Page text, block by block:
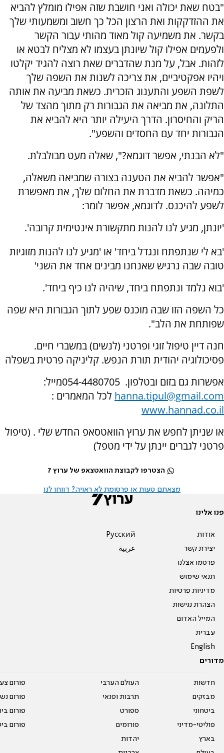
"בטח שאת יכולה ואני חושבת שזה אפילו מומלץ להביא
את ההזדקקות ואת הרצון הכל כך חשוב ומשמעותי שלך
בקשר. את משמיעה קול מאוד מהותי עבור הקשר
ולפעמים אפילו קול שיונתן בעצמו לא מצליח לבטא או
לזהות. אבל, על מנת שהדברים שאת רוצה להגיד יקלטו
ויהיו אפקטיביים, את צריכה לשנות את השפה שלך
לשפת השפע והתענוג הזכרית. כשאת מביעה את אותה
התלונה, את מביאה את הגבורות רק מתוך מהצד של
הריק והחיסרון. הדרך היעילה יותר היא להביא את
הגבורות יחד עם החסדים והשפע".
"לא הבנתי, אפשר דוגמא?", שאלה מעט מבולבלת.
"אפשר להביא את הטענה בצורה שמביאה משאלה,
כמיהה. כשאת מדברת את החלום שלך, את מאפשרת
לשפע להיכנס. לדוגמא, אפשר לומר:
'יונתן, מגיע לנו להנות מתקשורת אינטימית קרובה'.
'בא לי שנתפתח ונגדל ביחד' או 'מגיע לנו להנות מזוגיות
טובה שבה נרגיש שאנחנו מבינים אחד את השני'
'בוא נלמד ונתפתח ביחד, שיהיה לנו כיף ביחד'.
כל השפה הזו שבה מוכנס שפע לתוך הגבורות היא שפה
שפותחת את הלב".
חנה דיין טיפול זוגי ופרטני (לנשים) במשברי חיים.
פסיכולוגיה יהודית תורת הנפש. קליניקה פרטית בשפלה
אפשרות גם בזום ובטלפון. 054-4480705מייל:
hanna.tipul@gmail.com לכל המאמרים :
www.hannad.co.il
או שניתן לחפש את ערוץ הוואטסאפ החדש שלי . (טיפול
פרטני לגברים יינתן על ידי מטפל)
הצטרפו לקבוצת הוואטצאפ של ערוץ 7
מצאתם טעות או פרסומת לא ראויה? דווחו לנו
פנו אלינו
אודות
יצירת קשר
פרסמו אצלנו
תנאי שימוש
מדיניות פרטיות
הצהרת נגישות
המייל האדום
עברית
English
Pусский
عربية
מדורים
חדשות
מבזקים
ביטחוני
פוליטי-מדיני
בארץ
העולם הערבי
תרבות ופנאי
ספורט
פורומים
יהדות
פורום
פורום
פורום
פורום